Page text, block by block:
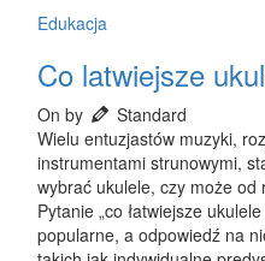
Edukacja
Co latwiejsze
On by
Standard
Wielu entuzjastów muzyki,
instrumentami strunowymi,
wybrać ukulele, czy może od
Pytanie „co łatwiejsze
popularne, a odpowiedź na